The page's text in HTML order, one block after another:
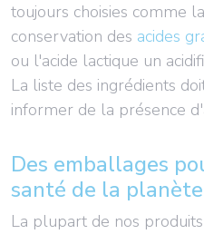
toujours choisies comme
conservation des acides
ou l'acide lactique un
La liste des ingrédients
informer de la présence
Des emballages
santé de la planète
La plupart de nos